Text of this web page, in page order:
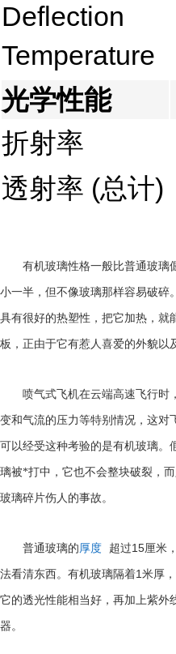
Deflection
Temperature
光学性能
折射率
透射率 (总计)
有机玻璃性格一般比普通玻璃
小一半，但不像玻璃那样容易破碎
具有很好的热塑性，把它加热，就
板，正由于它有惹人喜爱的外貌以
喷气式飞机在云端高速飞行时
变和气流的压力等特别情况，这对
可以经受这种考验的是有机玻璃。
璃被*打中，它也不会整块破裂，
玻璃碎片伤人的事故。
普通玻璃的厚度 超过15厘米
法看清东西。有机玻璃隔着1 米厚
它的透光性能相当好，再加上紫外
器。